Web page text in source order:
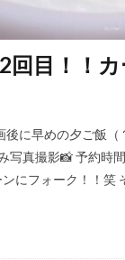
目！！カ
に早めの夕ご飯
真撮影📸 予約時
にフォーク！！笑